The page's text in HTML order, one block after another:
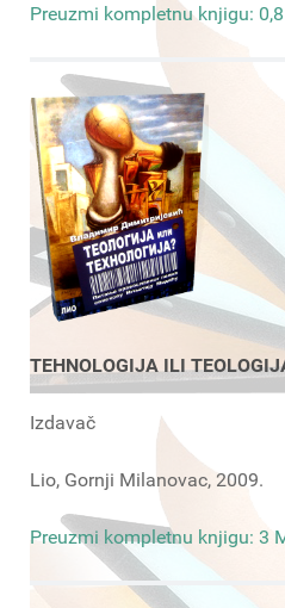
Preuzmi kompletnu knjigu:
TEHNOLOGIJA ILI
Izdavač
Lio, Gornji Milanovac, 2009.
Preuzmi kompletnu knjigu: 3